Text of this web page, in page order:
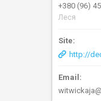
+380 (96)
Леся
http://